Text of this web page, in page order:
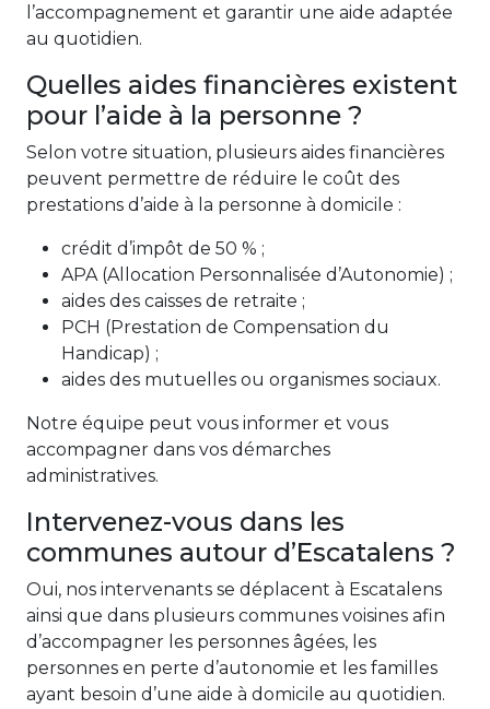
l’accompagnement et garantir une aide adaptée
au quotidien.
Quelles aides financières existent
pour l’aide à la personne ?
Selon votre situation, plusieurs aides financières
peuvent permettre de réduire le coût des
prestations d’aide à la personne à domicile :
crédit d’impôt de 50 % ;
APA (Allocation Personnalisée d’Autonomie) ;
aides des caisses de retraite ;
PCH (Prestation de Compensation du
Handicap) ;
aides des mutuelles ou organismes sociaux.
Notre équipe peut vous informer et vous
accompagner dans vos démarches
administratives.
Intervenez-vous dans les
communes autour d’Escatalens ?
Oui, nos intervenants se déplacent à Escatalens
ainsi que dans plusieurs communes voisines afin
d’accompagner les personnes âgées, les
personnes en perte d’autonomie et les familles
ayant besoin d’une aide à domicile au quotidien.